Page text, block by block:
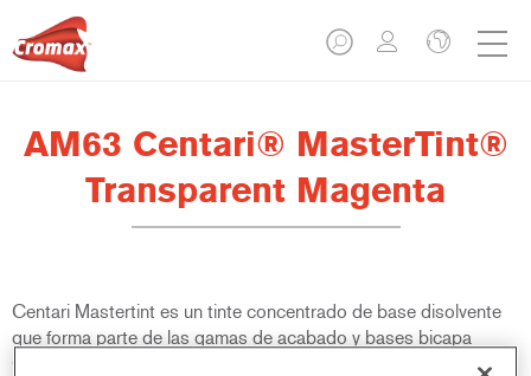
AM63 Centari® MasterTint®
Transparent Magenta
Centari Mastertint es un tinte concentrado de base disolvente
que forma parte de las gamas de acabado y bases bicapa
Centari.